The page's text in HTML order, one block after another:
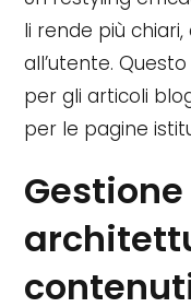
li rende più
all’utente.
per gli articoli
per le pagine